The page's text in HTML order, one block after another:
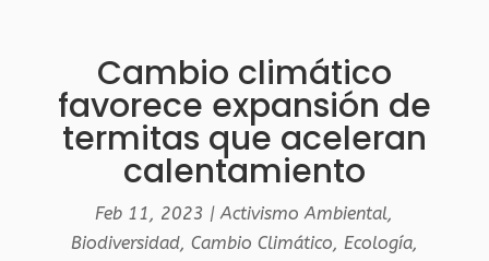
Cambio climático
favorece expansión de
termitas que aceleran
calentamiento
Feb 11, 2023 |Activismo Ambiental,
Biodiversidad, Cambio Climático, Ecología,